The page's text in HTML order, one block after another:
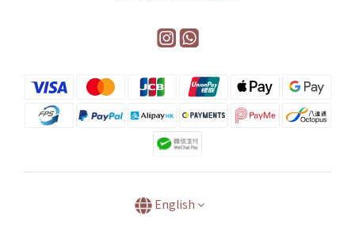
English